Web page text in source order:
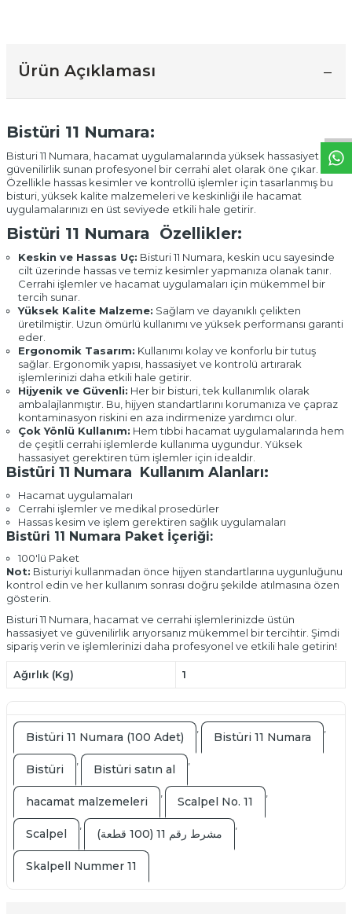
Ürün Açıklaması
Bistüri 11 Numara:
Bisturi 11 Numara, hacamat uygulamalarında yüksek hassasiyet ve
güvenilirlik sunan profesyonel bir cerrahi alet olarak öne çıkar.
Özellikle hassas kesimler ve kontrollü işlemler için tasarlanmış bu
bisturi, yüksek kalite malzemeleri ve keskinliği ile hacamat
uygulamalarınızı en üst seviyede etkili hale getirir.
Bistüri 11 Numara Özellikler:
Keskin ve Hassas Uç: Bisturi 11 Numara, keskin ucu sayesinde
cilt üzerinde hassas ve temiz kesimler yapmanıza olanak tanır.
Cerrahi işlemler ve hacamat uygulamaları için mükemmel bir
tercih sunar.
Yüksek Kalite Malzeme: Sağlam ve dayanıklı çelikten
üretilmiştir. Uzun ömürlü kullanımı ve yüksek performansı garanti
eder.
Ergonomik Tasarım: Kullanımı kolay ve konforlu bir tutuş
sağlar. Ergonomik yapısı, hassasiyet ve kontrolü artırarak
işlemlerinizi daha etkili hale getirir.
Hijyenik ve Güvenli: Her bir bisturi, tek kullanımlık olarak
ambalajlanmıştır. Bu, hijyen standartlarını korumanıza ve çapraz
kontaminasyon riskini en aza indirmenize yardımcı olur.
Çok Yönlü Kullanım: Hem tıbbi hacamat uygulamalarında hem
de çeşitli cerrahi işlemlerde kullanıma uygundur. Yüksek
hassasiyet gerektiren tüm işlemler için idealdir.
Bistüri 11 Numara Kullanım Alanları:
Hacamat uygulamaları
Cerrahi işlemler ve medikal prosedürler
Hassas kesim ve işlem gerektiren sağlık uygulamaları
Bistüri 11 Numara Paket İçeriği:
100'lü Paket
Not: Bisturiyi kullanmadan önce hijyen standartlarına uygunluğunu
kontrol edin ve her kullanım sonrası doğru şekilde atılmasına özen
gösterin.
Bisturi 11 Numara, hacamat ve cerrahi işlemlerinizde üstün
hassasiyet ve güvenilirlik arıyorsanız mükemmel bir tercihtir. Şimdi
sipariş verin ve işlemlerinizi daha profesyonel ve etkili hale getirin!
Ağırlık (Kg) 1
Bistüri 11 Numara (100 Adet) Bistüri 11 Numara
Bistüri Bistüri satın al
hacamat malzemeleri Scalpel No. 11
Scalpel مشرط رقم 11 (100 قطعة)
Skalpell Nummer 11